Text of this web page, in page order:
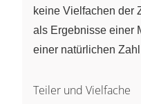
keine Vielfachen der
als Ergebnisse einer
einer natürlichen
Teiler und Vielfache